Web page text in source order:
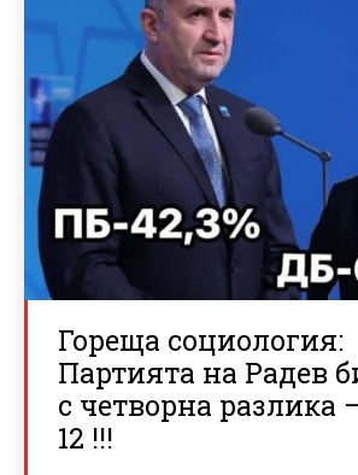
Гореща социология:
Партията на Радев
с четворна разлика
12 !!!